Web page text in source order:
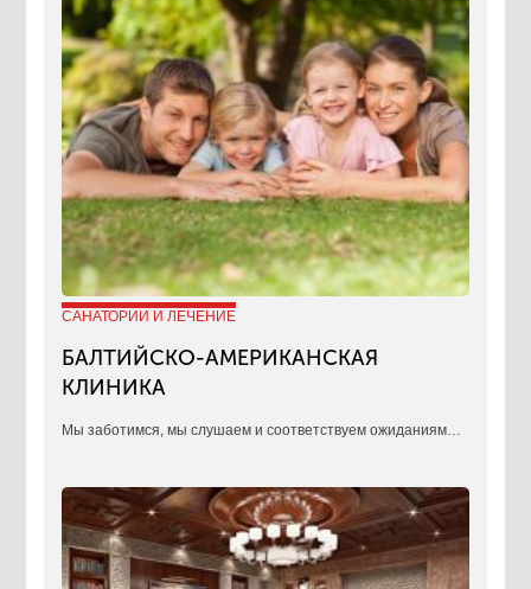
САНАТОРИИ И ЛЕЧЕНИЕ
БАЛТИЙСКО-АМЕРИКАНСКАЯ
КЛИНИКА
​Мы заботимся, мы слушаем и соответствуем ожиданиям…